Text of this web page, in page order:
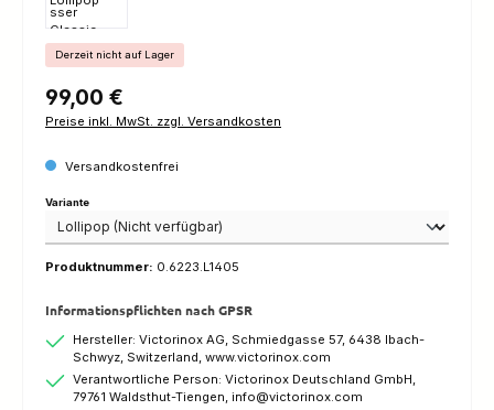
Derzeit nicht auf Lager
Regulärer Preis:
99,00 €
Preise inkl. MwSt. zzgl. Versandkosten
Versandkostenfrei
Varianteauswählen
Produktnummer: 0.6223.L1405
Informationspflichten nach GPSR
Hersteller: Victorinox AG, Schmiedgasse 57, 6438 Ibach-
Schwyz, Switzerland, www.victorinox.com
Verantwortliche Person: Victorinox Deutschland GmbH,
79761 Waldsthut-Tiengen, info@victorinox.com